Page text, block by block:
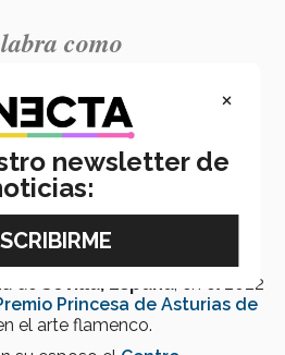
como
en el flamenco
de
, en el 2022
Princesa de Asturias de
el arte flamenco.
×
newsletter de